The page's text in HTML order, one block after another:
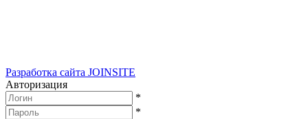
Разработка сайта JOINSITE
Авторизация
*
*